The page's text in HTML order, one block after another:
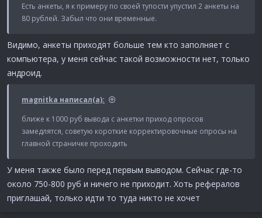
Есть анкеты, я к примеру по своей тупости упустил 2 анкеты на
80 рублей. Забыл что они временные.
Видимо, анкеты приходят больше тем кто заполняет с
компьютера, у меня сейчас такой возможности нет, только
андроид.
magnitka написал(а):
ближе к 1000 руб вывода с анкетки приход опросов
замедлятся, советую короткие корректировочные опросы на
главной страничке проходить
У меня также было перед первым выводом. Сейчас где-то
около 750-800 руб и ничего не приходит. Хоть рефералов
приглашай, только идти то туда никто не хочет